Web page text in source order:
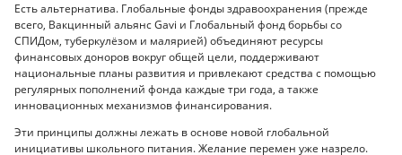
Есть альтернатива. Глобальные фонды здравоохранения (прежде
всего, Вакцинный альянс Gavi и Глобальный фонд борьбы со
СПИДом, туберкулёзом и малярией) объединяют ресурсы
финансовых доноров вокруг общей цели, поддерживают
национальные планы развития и привлекают средства с помощью
регулярных пополнений фонда каждые три года, а также
инновационных механизмов финансирования.
Эти принципы должны лежать в основе новой глобальной
инициативы школьного питания. Желание перемен уже назрело.